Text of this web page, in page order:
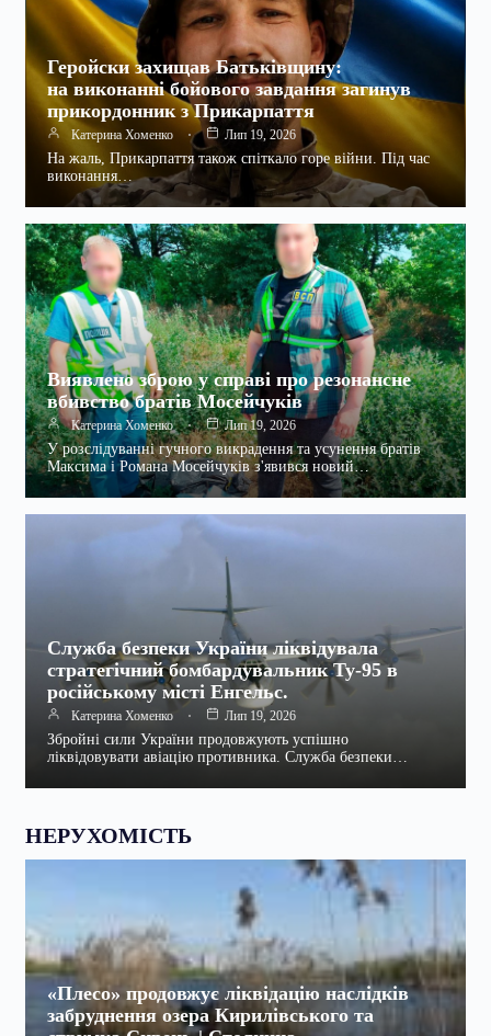
Геройски захищав Батьківщину:
на виконанні бойового завдання загинув
прикордонник з Прикарпаття
Катерина Хоменко Лип 19, 2026
На жаль, Прикарпаття також спіткало горе війни. Під час
виконання…
Виявлено зброю у справі про резонансне
вбивство братів Мосейчуків
Катерина Хоменко Лип 19, 2026
У розслідуванні гучного викрадення та усунення братів
Максима і Романа Мосейчуків з'явився новий…
Служба безпеки України ліквідувала
стратегічний бомбардувальник Ту-95 в
російському місті Енгельс.
Катерина Хоменко Лип 19, 2026
Збройні сили України продовжують успішно
ліквідовувати авіацію противника. Служба безпеки…
НЕРУХОМІСТЬ
«Плесо» продовжує ліквідацію наслідків
забруднення озера Кирилівського та